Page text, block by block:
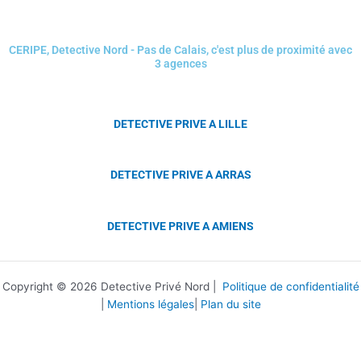
CERIPE, Detective Nord - Pas de Calais, c'est plus de proximité avec
3 agences
DETECTIVE PRIVE A LILLE
DETECTIVE PRIVE A ARRAS
DETECTIVE PRIVE A AMIENS
Copyright © 2026 Detective Privé Nord | Politique de confidentialité
Mentions légales| Plan du site